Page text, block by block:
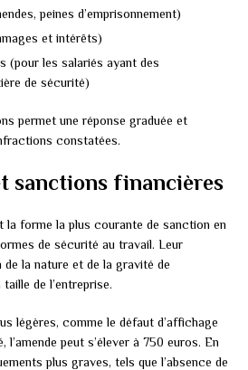
peines d’emprisonnement)
et intérêts)
(pour les salariés ayant des
de sécurité)
permet une réponse graduée et
constatées.
sanctions financières
la forme la plus courante de sanction en
de sécurité au travail. Leur
la nature et de la gravité de
de l’entreprise.
légères, comme le défaut d’affichage
peut s’élever à 750 euros. En
plus graves, tels que l’absence de